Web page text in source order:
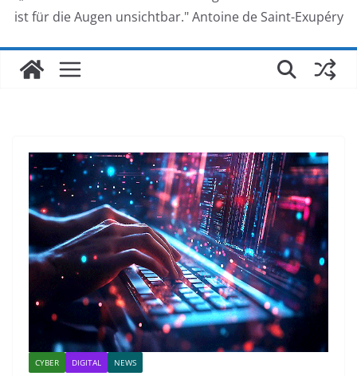
ist für die Augen unsichtbar." Antoine de Saint-Exupéry
CYBER DIGITAL NEWS